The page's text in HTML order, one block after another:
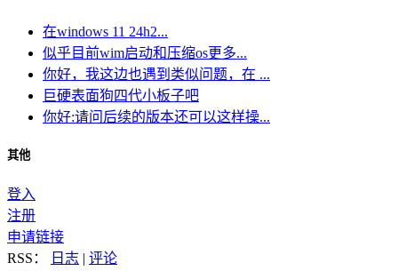
在windows 11 24h2...
似乎目前wim启动和压缩os更多...
你好，我这边也遇到类似问题，在 ...
巨硬表面狗四代小板子吧
你好:请问后续的版本还可以这样操...
其他
登入
注册
申请链接
RSS：
日志 | 评论